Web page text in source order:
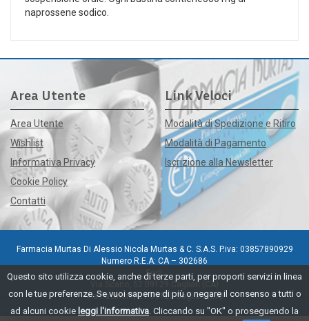
Questo sito utilizza cookie, anche di terze parti, per proporti servizi in linea
con le tue preferenze. Se vuoi saperne di più o negare il consenso a tutti o
ad alcuni cookie leggi l'informativa . Cliccando su "OK" o proseguendo la
naprossene sodico.
Area Utente
Area Utente
Wishlist
Informativa Privacy
Cookie Policy
Contatti
Link Veloci
Modalità di Spedizione e Ritiro
Modalità di Pagamento
Iscrizione alla Newsletter
Farmacia Murtas Di Alessio Nicola Murtas & C. S.A.S. P.iva: 03857890929
Numero R.E.A: CA – 302686
Sedi:
Via Scano, 52 09129 Cagliari (CA)
Via Pacinotti, 21 09128 Cagliari (CA)